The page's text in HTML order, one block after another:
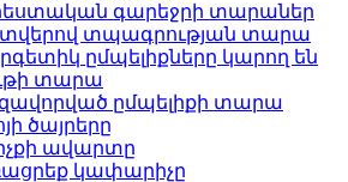
​​գարեջրի տարաներ
տպագրության տարա
ըմպելիքները կարող են
տարա
ըմպելիքի տարա
ծայրերը
ավարտը
կափարիչը